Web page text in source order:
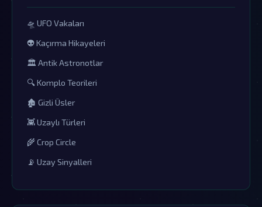
🛸 UFO Vakaları
👽 Kaçırma Hikayeleri
🏛️ Antik Astronotlar
🔍 Komplo Teorileri
🏚️ Gizli Üsler
👾 Uzaylı Türleri
🌾 Crop Circle
📡 Uzay Sinyalleri